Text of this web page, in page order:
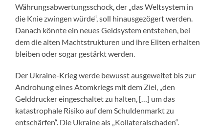
Währungsabwertungsschock, der „das Weltsystem in
die Knie zwingen würde“, soll hinausgezögert werden.
Danach könnte ein neues Geldsystem entstehen, bei
dem die alten Machtstrukturen und ihre Eliten erhalten
bleiben oder sogar gestärkt werden.
Der Ukraine-Krieg werde bewusst ausgeweitet bis zur
Androhung eines Atomkriegs mit dem Ziel, „den
Gelddrucker eingeschaltet zu halten, […] um das
katastrophale Risiko auf dem Schuldenmarkt zu
entschärfen“. Die Ukraine als „Kollateralschaden“.